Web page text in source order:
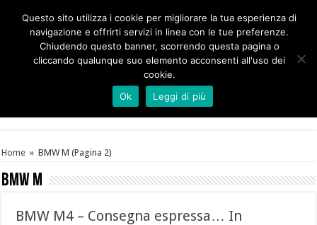
Home » BMW M (Pagina 2)
BMW M
BMW M4 – Consegna espressa… In
Questo sito utilizza i cookie per migliorare la tua esperienza di
navigazione e offrirti servizi in linea con le tue preferenze.
Chiudendo questo banner, scorrendo questa pagina o
cliccando qualunque suo elemento acconsenti all'uso dei
cookie.
Ok
Leggi di più